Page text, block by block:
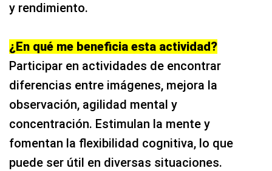
y rendimiento.
¿En qué me beneficia esta actividad?
Participar en actividades de encontrar
diferencias entre imágenes, mejora la
observación, agilidad mental y
concentración. Estimulan la mente y
fomentan la flexibilidad cognitiva, lo que
puede ser útil en diversas situaciones.